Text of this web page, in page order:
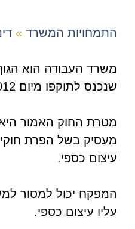
התמחויות המשרד »
משרד העבודה הוא
שנכנס לתוקפו מיום 19.6.2012, הוקנו סמכויות אכיפה רבות לפקחי משרד העבודה.
מטרת החוק האמור
עיצום כספי.
המפקח יכול למסור
עליו עיצום כספי.